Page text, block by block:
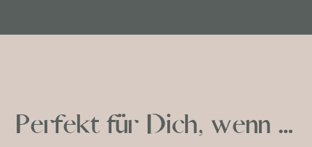
Perfekt für Dich, wenn ...